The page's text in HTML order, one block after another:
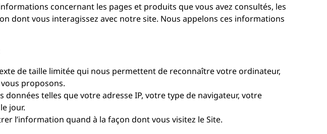
concernant les pages et produits que vous avez consultés, les
dont vous interagissez avec notre site. Nous appelons ces informations
de taille limitée qui nous permettent de reconnaître votre ordinateur,
proposons.
données telles que votre adresse IP, votre type de navigateur, votre
jour.
l’information quand à la façon dont vous visitez le Site.